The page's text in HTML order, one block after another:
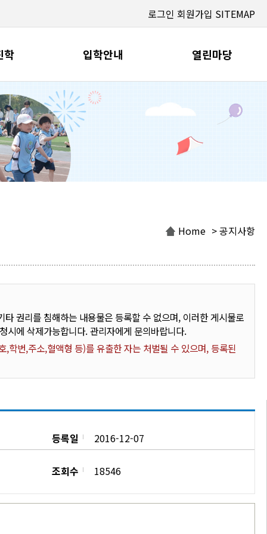
로그인 회원가입 SITEMAP
학 입학안내 열린마당
Home > 공지사항
권리를 침해하는 내용물은 등록할 수 없으며, 이러한 게시물로
시에 삭제가능합니다. 관리자에게 문의바랍니다.
번,주소,혈액형 등)를 유출한 자는 처벌될 수 있으며, 등록된
등록일 2016-12-07
조회수 18546